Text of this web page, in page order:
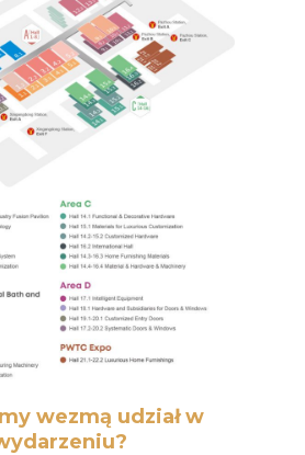
wezmą udział w